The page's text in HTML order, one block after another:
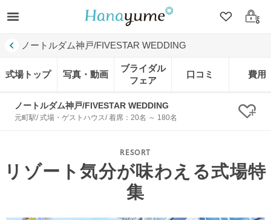
クリップ
ログ
ノートルダム神戸/FIVESTAR WEDDING
式場トップ 写真・動画
ブライダル
フェア
口コミ 費用
ノートルダム神戸/FIVESTAR WEDDING
元町駅/ 式場・ゲストハウス/ 着席：20名 ～ 180名 ク
リゾート気分が味わえる式場特
集